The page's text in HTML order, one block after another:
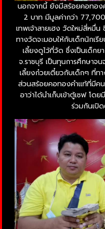
นอกจากนี้ ยังมีสร้อยคอทอง
2 บาท มีมูลค่ากว่า
เทพเจ้าสายเฮง วัดใหม่สี่หมื่
ทางวัดจะมอบให้กับเด็กนักเรี
เลี้ยงดูไว้ที่วัด ซึ่งเป็นเด็กย
จ.ราชบุรี เป็นทุนการศึกษา
เลี้ยงก๋วยเตี๋ยวกับเด็กๆ ที่
ส่วนสร้อยคอทองคำแท้ที่มีคน
อาว่าได้นำเก็บเข้าตู้เซฟ โด
ร่วมกันเปิ